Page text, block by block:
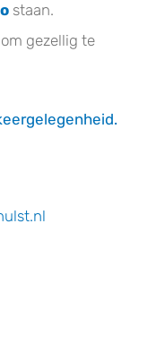
staan.
gezellig te